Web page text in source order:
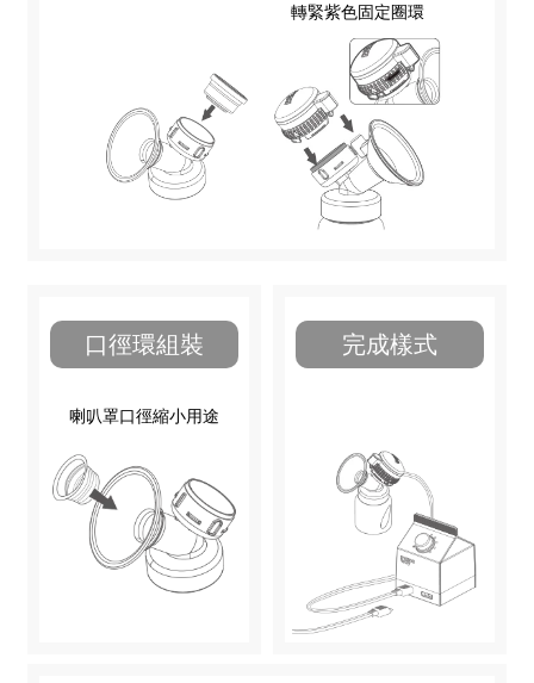
轉緊紫色固定圈環
口徑環組裝
喇叭罩口徑縮小用途
完成樣式